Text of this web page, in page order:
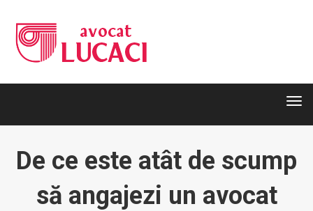
De ce este atât de scump
să angajezi un avocat